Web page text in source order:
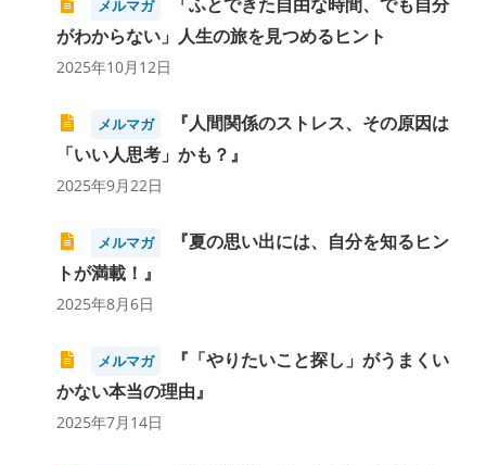
メルマガ
がわからない」人生の旅を見つめるヒント
2025年10月12日
メルマガ
『人間関係のストレス、その原因は
「いい人思考」かも？』
2025年9月22日
メルマガ
『夏の思い出には、自分を知るヒン
トが満載！』
2025年8月6日
メルマガ
『「やりたいこと探し」がうまくい
かない本当の理由』
2025年7月14日